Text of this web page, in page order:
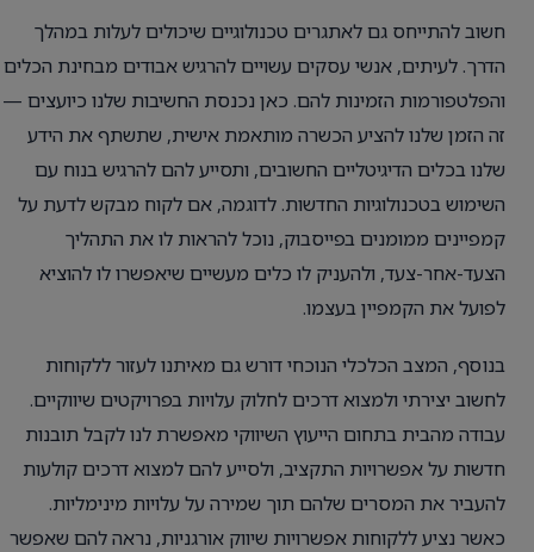
חשוב להתייחס גם לאתגרים טכנולוגיים שיכולים לעלות במהלך
הדרך. לעיתים, אנשי עסקים עשויים להרגיש אבודים מבחינת הכלים
והפלטפורמות הזמינות להם. כאן נכנסת החשיבות שלנו כיועצים —
זה הזמן שלנו להציע הכשרה מותאמת אישית, שתשתף את הידע
שלנו בכלים הדיגיטליים החשובים, ותסייע להם להרגיש בנוח עם
השימוש בטכנולוגיות החדשות. לדוגמה, אם לקוח מבקש לדעת על
קמפיינים ממומנים בפייסבוק, נוכל להראות לו את התהליך
הצעד-אחר-צעד, ולהעניק לו כלים מעשיים שיאפשרו לו להוציא
לפועל את הקמפיין בעצמו.
בנוסף, המצב הכלכלי הנוכחי דורש גם מאיתנו לעזור ללקוחות
לחשוב יצירתי ולמצוא דרכים לחלוק עלויות בפרויקטים שיווקיים.
עבודה מהבית בתחום הייעוץ השיווקי מאפשרת לנו לקבל תובנות
חדשות על אפשרויות התקציב, ולסייע להם למצוא דרכים קולעות
להעביר את המסרים שלהם תוך שמירה על עלויות מינימליות.
כאשר נציע ללקוחות אפשרויות שיווק אורגניות, נראה להם שאפשר